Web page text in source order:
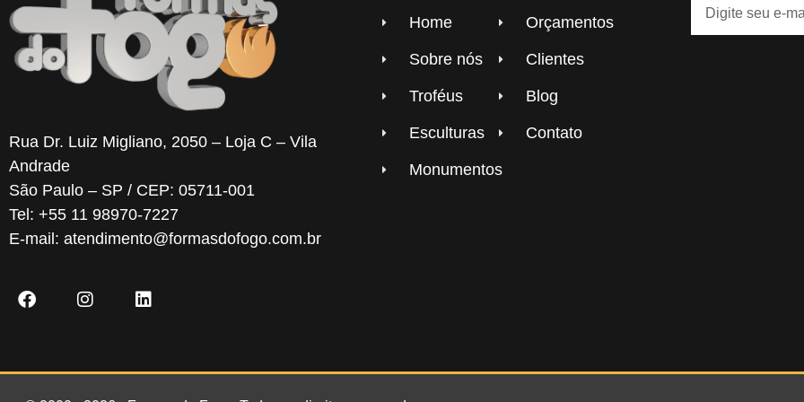
Rua Dr. Luiz Migliano, 2050 – Loja C – Vila
Andrade
São Paulo – SP / CEP: 05711-001
Tel: +55 11 98970-7227
E-mail: atendimento@formasdofogo.com.br
Home
Sobre nós
Troféus
Esculturas
Monumentos
Orçamentos
Clientes
Blog
Contato